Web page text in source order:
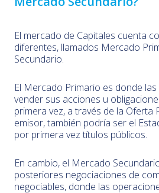
El mercado de Capitales cuenta
diferentes, llamados Mercado
Secundario.
El Mercado Primario es donde
vender sus acciones u
primera vez, a través de la Oferta
emisor, también podría ser el
por primera vez títulos públicos.
En cambio, el Mercado
posteriores negociaciones de
negociables, donde las